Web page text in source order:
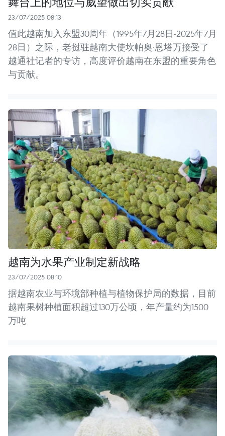
23/07/2025 08:13
值此越南加入东盟30周年（1995年7月28日-2025年7月
28日）之际，老挝驻越南大使坎帕奥·恩塔万接受了
越通社记者的专访，高度评价越南在东盟的重要角色
与贡献。
越南为水果产业制定新战略
23/07/2025 08:10
据越南农业与环境部种植与植物保护局的数据，目前
越南果树种植面积超过130万公顷，年产量约为1500
万吨